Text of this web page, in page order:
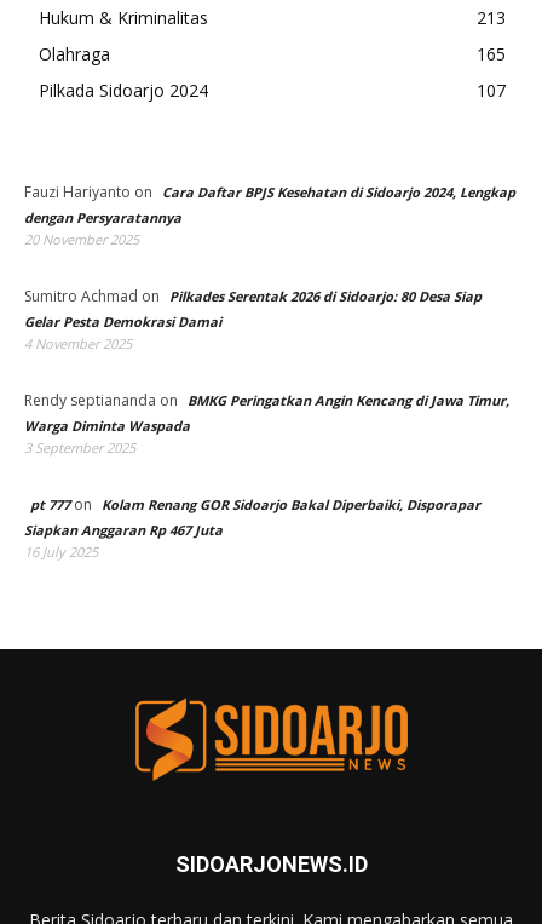
Hukum & Kriminalitas
213
Olahraga
165
Pilkada Sidoarjo 2024
107
Fauzi Hariyanto on
Cara Daftar BPJS Kesehatan di Sidoarjo 2024, Lengkap
dengan Persyaratannya
20 November 2025
Sumitro Achmad on
Pilkades Serentak 2026 di Sidoarjo: 80 Desa Siap
Gelar Pesta Demokrasi Damai
4 November 2025
Rendy septiananda on
BMKG Peringatkan Angin Kencang di Jawa Timur,
Warga Diminta Waspada
3 September 2025
pt 777on
Kolam Renang GOR Sidoarjo Bakal Diperbaiki, Disporapar
Siapkan Anggaran Rp 467 Juta
16 July 2025
SIDOARJONEWS.ID